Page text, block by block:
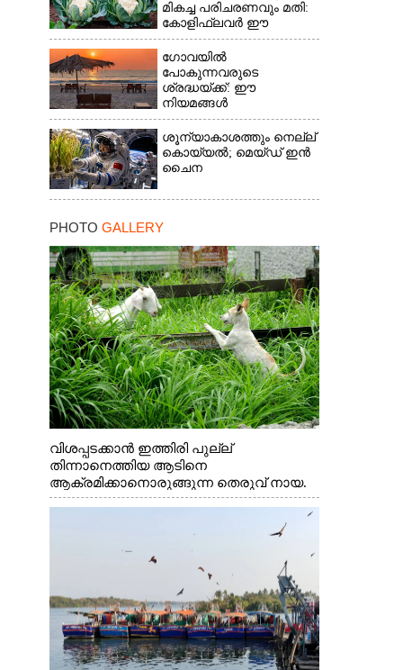
മികച്ച പരിചരണവും മതി:
കോളിഫ്ലവർ ഈ
രീതിയിലും കൃഷിചെയ്യാം
ഗോവയിൽ
പോകുന്നവരുടെ
ശ്രദ്ധയ്ക്ക്: ഈ
നിയമങ്ങൾ
പാലിക്കാത്തവർക്ക്
ഇനിമുതൽ ഒരു ലക്ഷം
രൂപവരെ പിഴ
ശൂന്യാകാശത്തും നെല്ല്
കൊയ്യൽ; മെയ്‌ഡ് ഇൻ
ചൈന
PHOTO GALLERY
വിശപ്പടക്കാൻ ഇത്തിരി പുല്ല്
തിന്നാനെത്തിയ ആടിനെ
ആക്രമിക്കാനൊരുങ്ങുന്ന തെരുവ് നായ.
എറണാകുളം വാത്തുരുത്തിയിൽ നിന്നുള്ള